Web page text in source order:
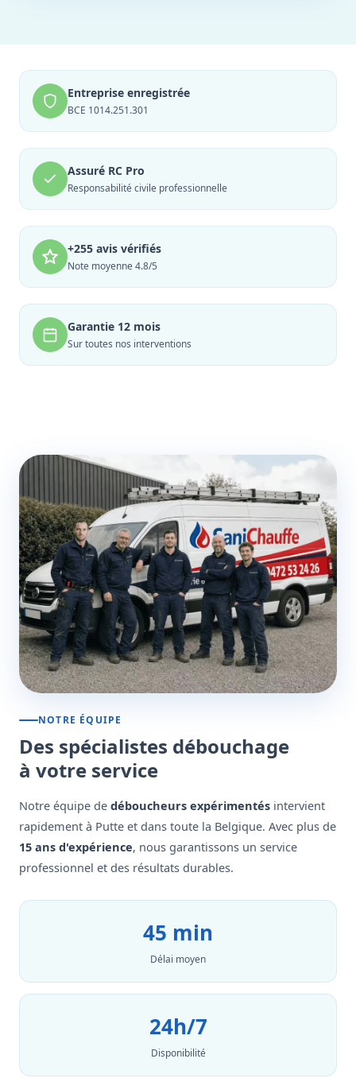
Entreprise enregistrée
BCE 1014.251.301
Assuré RC Pro
Responsabilité civile professionnelle
+255 avis vérifiés
Note moyenne 4.8/5
Garantie 12 mois
Sur toutes nos interventions
NOTRE ÉQUIPE
Des spécialistes débouchage
à votre service
Notre équipe de déboucheurs expérimentés intervient
rapidement à Putte et dans toute la Belgique. Avec plus de
15 ans d'expérience, nous garantissons un service
professionnel et des résultats durables.
45 min
Délai moyen
24h/7
Disponibilité